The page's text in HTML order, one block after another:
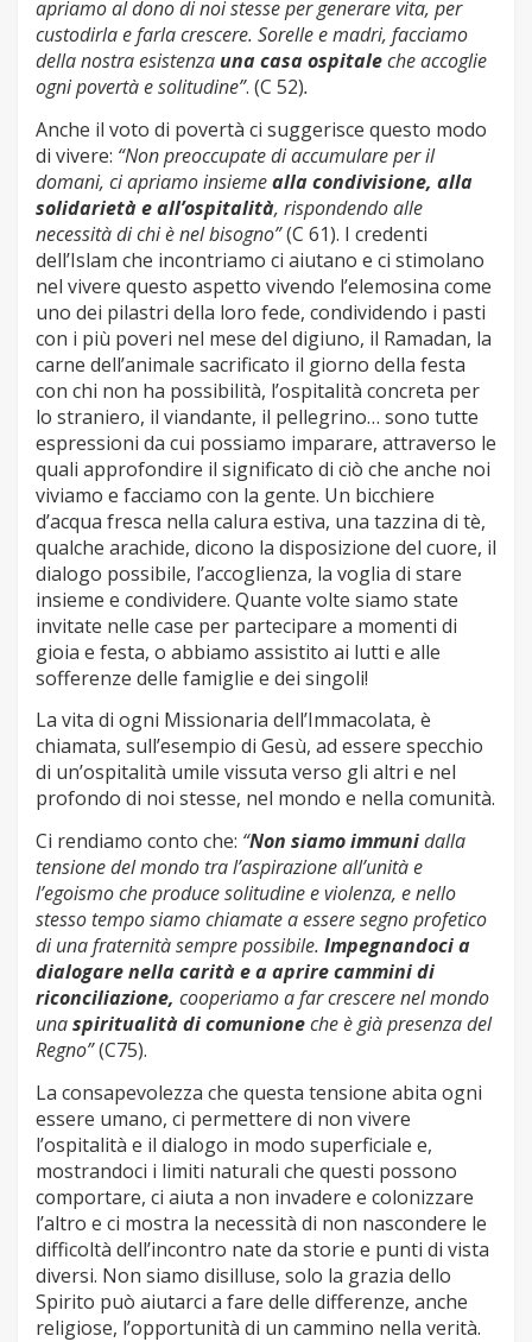
apriamo al dono di noi stesse per generare vita, per
custodirla e farla crescere. Sorelle e madri, facciamo
della nostra esistenza una casa ospitaleche accoglie
ogni povertà e solitudine”. (C 52).
Anche il voto di povertà ci suggerisce questo modo
di vivere: “Non preoccupate di accumulare per il
domani, ci apriamo insiemealla condivisione, alla
solidarietà eall’ospitalità, rispondendo alle
necessità di chi è nel bisogno”(C 61). I credenti
dell’Islam che incontriamo ci aiutano e ci stimolano
nel vivere questo aspetto vivendo l’elemosina come
uno dei pilastri della loro fede, condividendo i pasti
con i più poveri nel mese del digiuno, il Ramadan, la
carne dell’animale sacrificato il giorno della festa
con chi non ha possibilità, l’ospitalità concreta per
lo straniero, il viandante, il pellegrino… sono tutte
espressioni da cui possiamo imparare, attraverso le
quali approfondire il significato di ciò che anche noi
viviamo e facciamo con la gente. Un bicchiere
d’acqua fresca nella calura estiva, una tazzina di tè,
qualche arachide, dicono la disposizione del cuore, il
dialogo possibile, l’accoglienza, la voglia di stare
insieme e condividere. Quante volte siamo state
invitate nelle case per partecipare a momenti di
gioia e festa, o abbiamo assistito ai lutti e alle
sofferenze delle famiglie e dei singoli!
La vita di ogni Missionaria dell’Immacolata, è
chiamata, sull’esempio di Gesù, ad essere specchio
di un’ospitalità umile vissuta verso gli altri e nel
profondo di noi stesse, nel mondo e nella comunità.
Ci rendiamo conto che: “Non siamo immunidalla
tensione del mondo tra l’aspirazione all’unità e
l’egoismo che produce solitudine e violenza, e nello
stesso tempo siamo chiamate a essere segno profetico
di una fraternità sempre possibile. Impegnandoci a
dialogare nella carità e a aprire cammini di
riconciliazione, cooperiamo a far crescere nel mondo
unaspiritualità di comunioneche è già presenza del
Regno”(C75).
La consapevolezza che questa tensione abita ogni
essere umano, ci permettere di non vivere
l’ospitalità e il dialogo in modo superficiale e,
mostrandoci i limiti naturali che questi possono
comportare, ci aiuta a non invadere e colonizzare
l’altro e ci mostra la necessità di non nascondere le
difficoltà dell’incontro nate da storie e punti di vista
diversi. Non siamo disilluse, solo la grazia dello
Spirito può aiutarci a fare delle differenze, anche
religiose, l’opportunità di un cammino nella verità.